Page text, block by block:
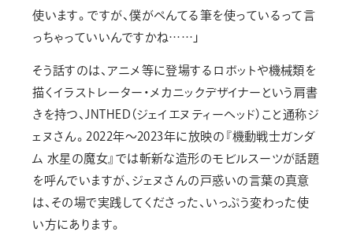
使います。ですが、僕がぺんてる筆を使っているって言
っちゃっていいんですかね……」
そう話すのは、アニメ等に登場するロボットや機械類を
描くイラストレーター・メカニックデザイナーという肩書
きを持つ、JNTHED（ジェイエヌティーヘッド）こと通称ジ
ェヌさん。2022年～2023年に放映の『機動戦士ガンダ
ム 水星の魔女』では斬新な造形のモビルスーツが話題
を呼んでいますが、ジェヌさんの戸惑いの言葉の真意
は、その場で実践してくださった、いっぷう変わった使
い方にあります。